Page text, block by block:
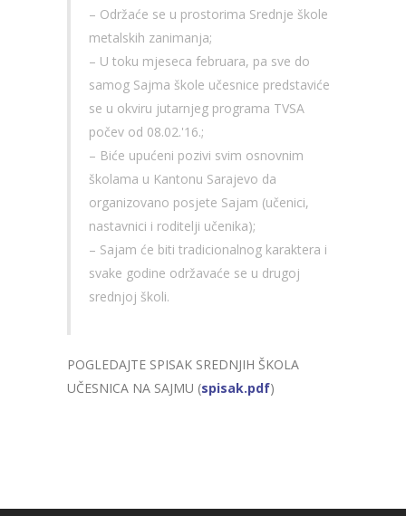
– Održaće se u prostorima Srednje škole
metalskih zanimanja;
– U toku mjeseca februara, pa sve do
samog Sajma škole učesnice predstaviće
se u okviru jutarnjeg programa TVSA
počev od 08.02.'16.;
– Biće upućeni pozivi svim osnovnim
školama u Kantonu Sarajevo da
organizovano posjete Sajam (učenici,
nastavnici i roditelji učenika);
– Sajam će biti tradicionalnog karaktera i
svake godine održavaće se u drugoj
srednjoj školi.
POGLEDAJTE SPISAK SREDNJIH ŠKOLA
UČESNICA NA SAJMU (spisak.pdf)